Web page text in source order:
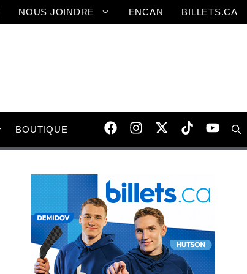
NOUS JOINDRE ENCAN BILLETS.CA
BOUTIQUE